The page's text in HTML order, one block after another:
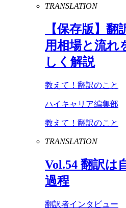
TRANSLATION
【保存版】
用相場と流れ
しく解説
教えて！翻訳のこと
ハイキャリア編集部
教えて！翻訳のこと
TRANSLATION
Vol.54 翻訳は
過程
翻訳者インタビュー